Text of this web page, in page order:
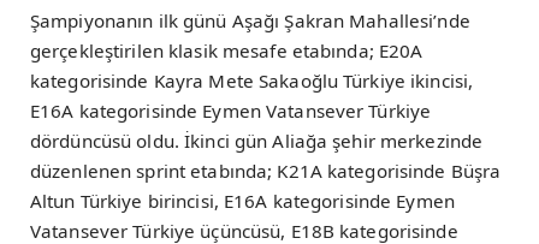
Şampiyonanın ilk günü Aşağı Şakran Mahallesi’nde
gerçekleştirilen klasik mesafe etabında; E20A
kategorisinde Kayra Mete Sakaoğlu Türkiye ikincisi,
E16A kategorisinde Eymen Vatansever Türkiye
dördüncüsü oldu. İkinci gün Aliağa şehir merkezinde
düzenlenen sprint etabında; K21A kategorisinde Büşra
Altun Türkiye birincisi, E16A kategorisinde Eymen
Vatansever Türkiye üçüncüsü, E18B kategorisinde